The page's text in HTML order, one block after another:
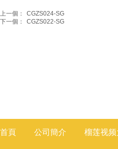
上一個：
CGZS024-SG
下一個：
CGZS022-SG
首頁 公司簡介 榴莲视频